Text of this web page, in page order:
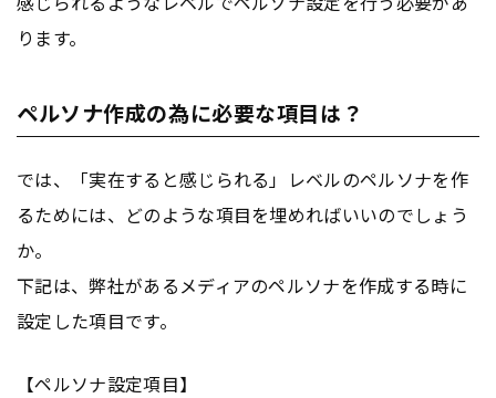
ります。
ペルソナ作成の為に必要な項目は？
では、「実在すると感じられる」レベルのペルソナを作
るためには、どのような項目を埋めればいいのでしょう
か。
下記は、弊社があるメディアのペルソナを作成する時に
設定した項目です。
【ペルソナ設定項目】